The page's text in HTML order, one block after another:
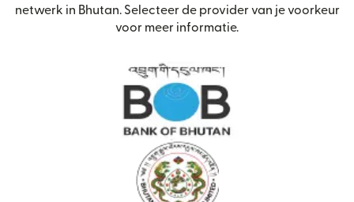
netwerk in Bhutan. Selecteer de provider van je voorkeur
voor meer informatie.